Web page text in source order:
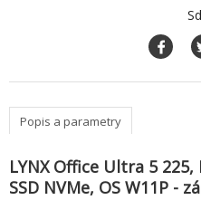
Popis a parametry
LYNX Office Ultra 5 225,
SSD NVMe, OS W11P -